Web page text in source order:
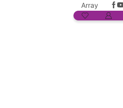
Array